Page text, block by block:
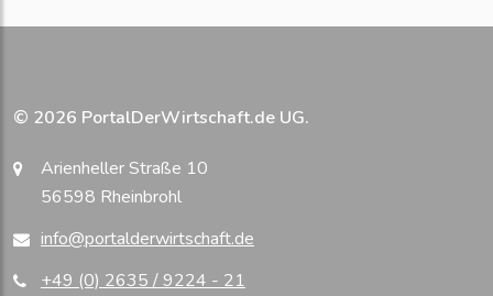
© 2026 PortalDerWirtschaft.de UG.
Arienheller Straße 10
56598 Rheinbrohl
info@portalderwirtschaft.de
+49 (0) 2635 / 9224 - 21